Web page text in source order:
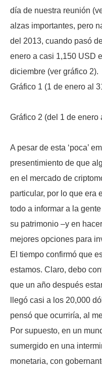
día de nuestra reunión
alzas importantes, pero
del 2013, cuando pasó
enero a casi 1,150 USD
diciembre (ver gráfico 2).
Gráfico 1 (1 de enero al
Gráfico 2 (del 1 de
A pesar de esta ‘poca’
presentimiento de que
en el mercado de
particular, por lo que era
todo a informar a la
su patrimonio –y en
mejores opciones para
El tiempo confirmó que
estamos. Claro, debo
que un año después
llegó casi a los 20,000
pensó que ocurriría, al
Por supuesto, en un
sumergido en una
monetaria, con